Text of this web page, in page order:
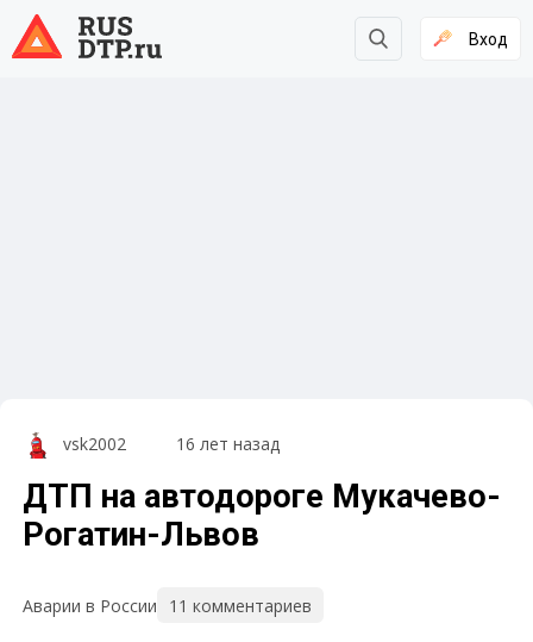
Вход
vsk2002 16 лет назад
ДТП на автодороге Мукачево-
Рогатин-Львов
Аварии в России 11 комментариев